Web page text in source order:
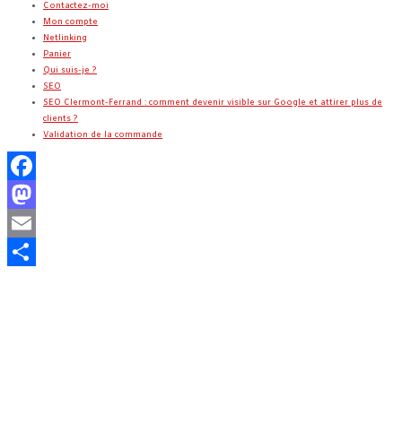
Contactez-moi
Mon compte
Netlinking
Panier
Qui suis-je ?
SEO
SEO Clermont-Ferrand : comment devenir visible sur Google et attirer plus de
clients ?
Validation de la commande
Facebook
Mastodon
Email